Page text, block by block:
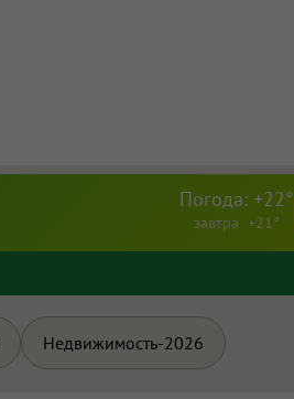
Погода: +22°
завтра +21°
Недвижимость-2026